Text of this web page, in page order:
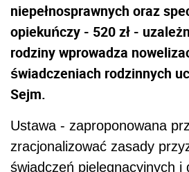
niepełnosprawnych oraz
opiekuńczy - 520 zł -
rodziny wprowadza
świadczeniach rodzinnych
Sejm.
Ustawa - zaproponowana
zracjonalizować zasady
świadczeń pielęgnacyjnych i